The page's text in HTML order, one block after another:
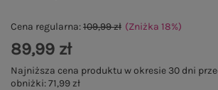
Cena regularna:109,99 zł (Zniżka 18%)
89,99 zł
Najniższa cena produktu w okresie 30 dni
obniżki:71,99 zł